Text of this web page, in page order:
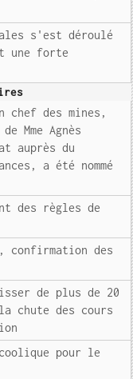
s'est déroulé
une forte
chef des mines,
Mme Agnès
auprès du
a été nommé
des règles de
confirmation des
de plus de 20
chute des cours
pour le